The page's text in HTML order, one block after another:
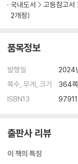
국내도서 고등참고서
2개정)
품목정보
발행일
2024
쪽수, 무게, 크기
364
ISBN13
출판사 리뷰
이 책의 특징